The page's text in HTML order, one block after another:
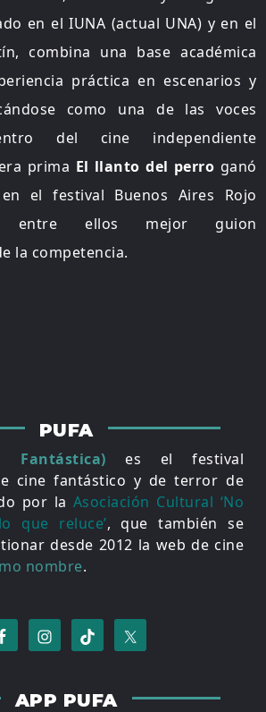
en el IUNA (actual UNA) y en el
combina una base académica
práctica en escenarios y
como una de las voces
del cine independiente
prima El llanto del perro ganó
el festival Buenos Aires Rojo
entre ellos mejor guion
la competencia.
PUFA
Fantástica) es el festival
cine fantástico y de terror de
por la Asociación Cultural ‘No
que reluce’, que también se
desde 2012 la web de cine
nombre.
APP PUFA